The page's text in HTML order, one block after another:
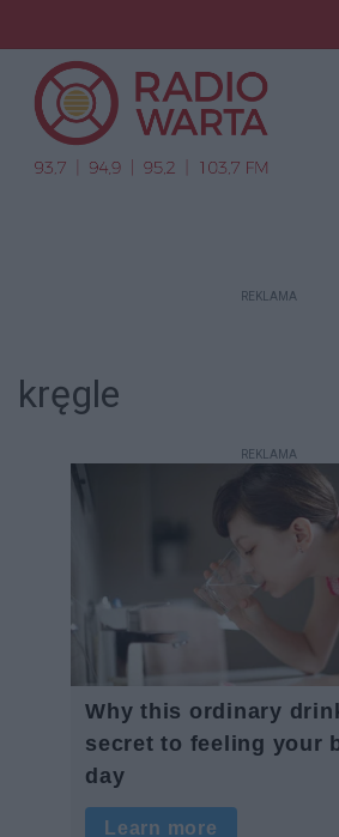
REKLAMA
kręgle
REKLAMA